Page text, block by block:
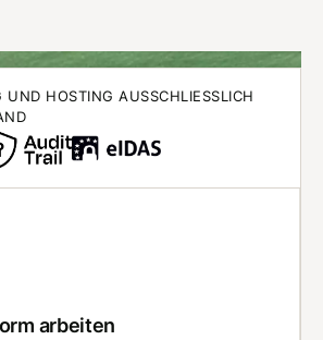
UND HOSTING AUSSCHLIESSLICH I
arbeiten